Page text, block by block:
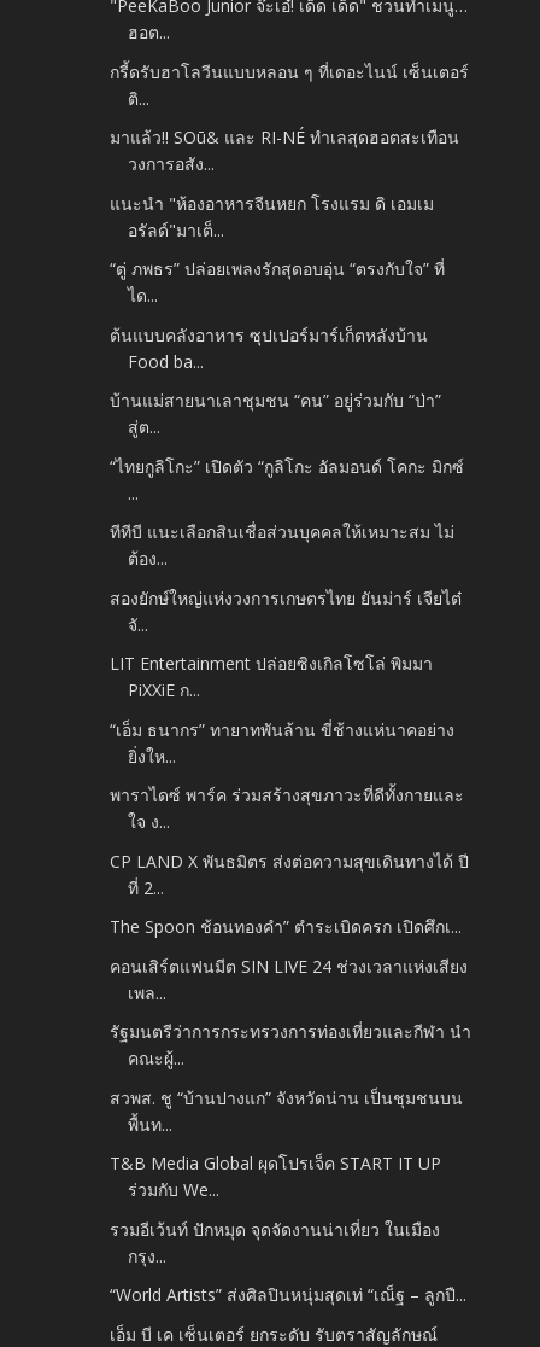
"PeeKaBoo Junior จ๊ะเอ๋! เด็ด เด็ด" ชวนทำเมนู…
ฮอต...
กรี้ดรับฮาโลวีนแบบหลอน ๆ ที่เดอะไนน์ เซ็นเตอร์
ติ...
มาแล้ว!! SOū& และ RI-NÉ ทำเลสุดฮอตสะเทือน
วงการอสัง...
แนะนำ "ห้องอาหารจีนหยก โรงแรม ดิ เอมเม
อรัลด์"มาเต็...
“ตู่ ภพธร” ปล่อยเพลงรักสุดอบอุ่น “ตรงกับใจ” ที่
ได...
ต้นแบบคลังอาหาร ซุปเปอร์มาร์เก็ตหลังบ้าน
Food ba...
บ้านแม่สายนาเลาชุมชน “คน” อยู่ร่วมกับ “ป่า”
สู่ต...
“ไทยกูลิโกะ” เปิดตัว “กูลิโกะ อัลมอนด์ โคกะ มิกซ์
...
ทีทีบี แนะเลือกสินเชื่อส่วนบุคคลให้เหมาะสม ไม่
ต้อง...
สองยักษ์ใหญ่แห่งวงการเกษตรไทย ยันม่าร์ เจียไต๋
จั...
LIT Entertainment ปล่อยซิงเกิลโซโล่ พิมมา
PiXXiE ก...
“เอ็ม ธนากร” ทายาทพันล้าน ขี่ช้างแห่นาคอย่าง
ยิ่งให...
พาราไดซ์ พาร์ค ร่วมสร้างสุขภาวะที่ดีทั้งกายและ
ใจ ง...
CP LAND X พันธมิตร ส่งต่อความสุขเดินทางได้ ปี
ที่ 2...
The Spoon ช้อนทองคำ” ตำระเบิดครก เปิดศึกเ...
คอนเสิร์ตแฟนมีต SIN LIVE 24 ช่วงเวลาแห่งเสียง
เพล...
รัฐมนตรีว่าการกระทรวงการท่องเที่ยวและกีฬา นำ
คณะผู้...
สวพส. ชู “บ้านปางแก” จังหวัดน่าน เป็นชุมชนบน
พื้นท...
T&B Media Global ผุดโปรเจ็ค START IT UP
ร่วมกับ We...
รวมอีเว้นท์ ปักหมุด จุดจัดงานน่าเที่ยว ในเมือง
กรุง...
“World Artists” ส่งศิลปินหนุ่มสุดเท่ “เณ็ฐ – ลูกปื...
เอ็ม บี เค เซ็นเตอร์ ยกระดับ รับตราสัญลักษณ์